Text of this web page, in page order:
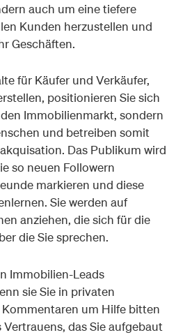
auch um eine tiefere
Kunden herzustellen und
Geschäften.
für Käufer und Verkäufer,
positionieren Sie sich
Immobilienmarkt, sondern
und betreiben somit
Das Publikum wird
so neuen Followern
markieren und diese
Sie werden auf
anziehen, die sich für die
die Sie sprechen.
Immobilien-Leads
sie Sie in privaten
um Hilfe bitten
das Sie aufgebaut